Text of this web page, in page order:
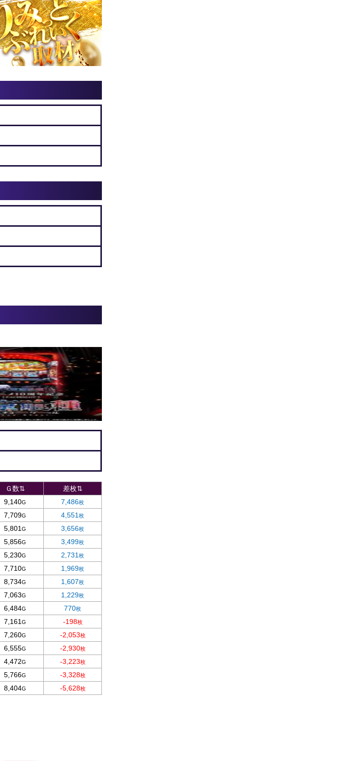
Ｇ数⇅
差枚⇅
9,140
7,486
7,709
4,551
5,801
3,656
5,856
3,499
5,230
2,731
7,710
1,969
8,734
1,607
7,063
1,229
6,484
770
7,161
-198
7,260
-2,053
6,555
-2,930
4,472
-3,223
5,766
-3,328
8,404 -5,628